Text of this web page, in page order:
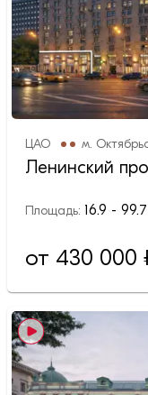
ЦАО м.
Ленинский
Площадь: 16.9 - 99.7
от 430 000